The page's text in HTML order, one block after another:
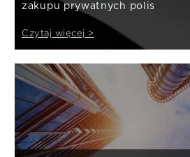
zakupu prywatnych polis
Czytaj więcej >